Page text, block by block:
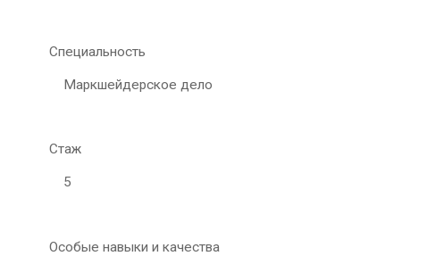
Специальность
Маркшейдерское дело
Стаж
5
Особые навыки и качества